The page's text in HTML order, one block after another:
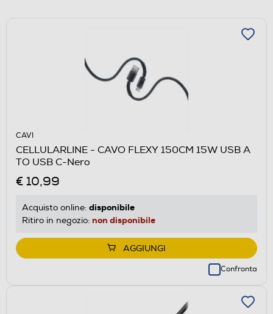
CAVI
CELLULARLINE - CAVO FLEXY 150CM 15W USB A
TO USB C-Nero
€ 10,99
Acquisto online: disponibile
Ritiro in negozio: non disponibile
AGGIUNGI
Confronta